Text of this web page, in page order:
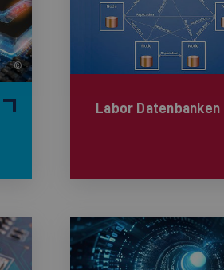
©
Labor Datenbanken